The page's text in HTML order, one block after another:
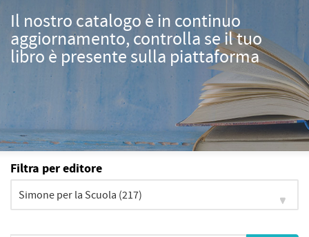
Il nostro catalogo è in continuo
aggiornamento, controlla se il tuo
libro è presente sulla piattaforma
Filtra per editore